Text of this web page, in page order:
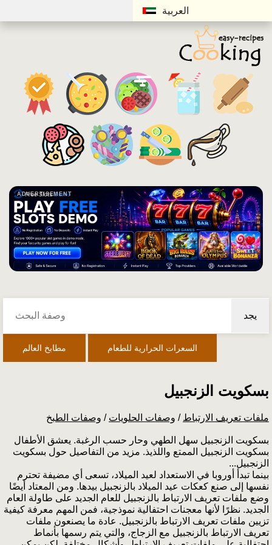
العربية
ADVERTISEMENT
يجد
مطابخ العالم السعرات الحرارية للطعام
بسكويت الزنجبيل
وصفات الطبخ / وصفات الحلويات / ملفات تعريف الارتباط
بسكويت الزنجبيل سهل الطهي وحار حسب الرغبة. يعشق الأطفال
بسكويت الزنجبيل الممتع واللذيذ. مزيد من التفاصيل حول بسكويت
الزنجبيل...
بينما تبدأ أوروبا في الاستعداد لعيد الميلاد، تسعى أي مضيفة تحترم
نفسها إلى صنع كعكات عيد الميلاد بالزنجبيل بيدها. ومن المعتاد أيضًا
وضع ملفات تعريف الارتباط بالزنجبيل للعام الجديد على طاولة العام
الجديد. نظرًا لأنها معجنات احتفالية نموذجية، فمن المهم معرفة كيفية
تزيين ملفات تعريف الارتباط بالزنجبيل. عادة ما يصنعون ملفات
تعريف الارتباط بالزنجبيل مع الزجاج، والتي يتم رسمها بأنماط